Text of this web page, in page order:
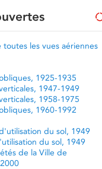
les vues aériennes
1925-1935
1947-1949
1958-1975
1960-1992
du sol, 1949
du sol, 1949
de la Ville de